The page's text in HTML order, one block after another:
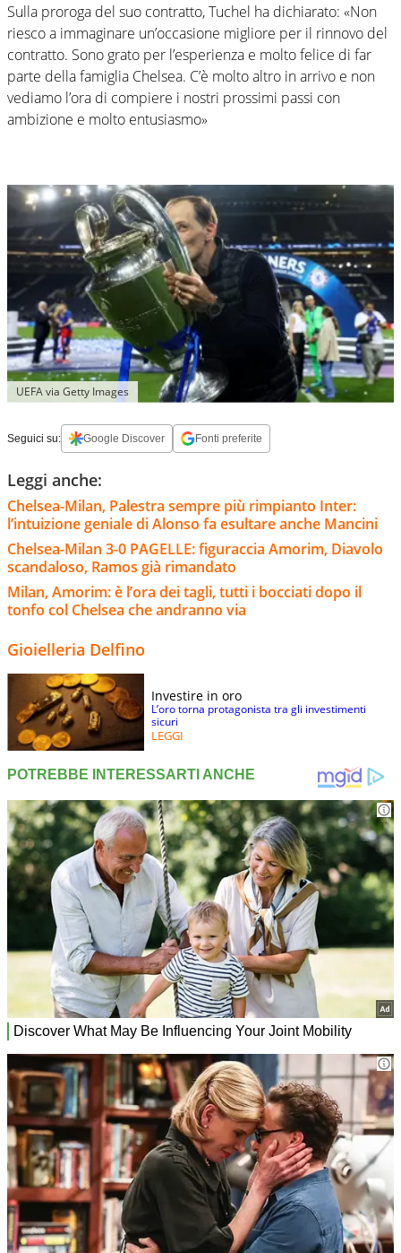
Sulla proroga del suo contratto, Tuchel ha dichiarato: «Non
riesco a immaginare un’occasione migliore per il rinnovo del
contratto. Sono grato per l’esperienza e molto felice di far
parte della famiglia Chelsea. C’è molto altro in arrivo e non
vediamo l’ora di compiere i nostri prossimi passi con
ambizione e molto entusiasmo»
UEFA via Getty Images
Seguici su: Google Discover Fonti preferite
Leggi anche:
Chelsea-Milan, Palestra sempre più rimpianto Inter:
l’intuizione geniale di Alonso fa esultare anche Mancini
Chelsea-Milan 3-0 PAGELLE: figuraccia Amorim, Diavolo
scandaloso, Ramos già rimandato
Milan, Amorim: è l’ora dei tagli, tutti i bocciati dopo il
tonfo col Chelsea che andranno via
Gioielleria Delfino
Investire in oro
L’oro torna protagonista tra gli investimenti
sicuri
LEGGI